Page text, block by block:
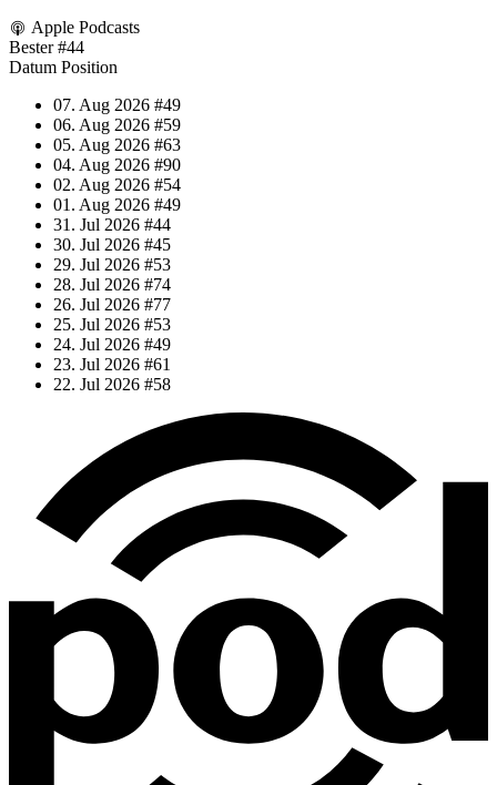
Apple Podcasts
Bester #44
Datum Position
07. Aug 2026 #49
06. Aug 2026 #59
05. Aug 2026 #63
04. Aug 2026 #90
02. Aug 2026 #54
01. Aug 2026 #49
31. Jul 2026 #44
30. Jul 2026 #45
29. Jul 2026 #53
28. Jul 2026 #74
26. Jul 2026 #77
25. Jul 2026 #53
24. Jul 2026 #49
23. Jul 2026 #61
22. Jul 2026 #58